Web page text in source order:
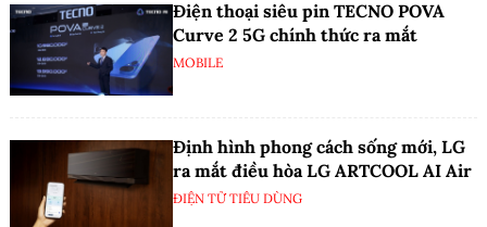
Điện thoại siêu pin TECNO POVA
Curve 2 5G chính thức ra mắt
MOBILE
Định hình phong cách sống mới, LG
ra mắt điều hòa LG ARTCOOL AI Air
ĐIỆN TỬ TIÊU DÙNG